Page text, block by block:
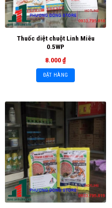
Thuốc diệt chuột Linh Miêu
0.5WP
8.000₫
ĐẶT HÀNG